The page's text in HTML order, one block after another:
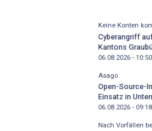
Keine Konten
Cyberangriff
Kantons
06.08.2026 - 10:50
Asago
Open-Source-
Einsatz in
06.08.2026 - 09:18
Nach Vorfällen